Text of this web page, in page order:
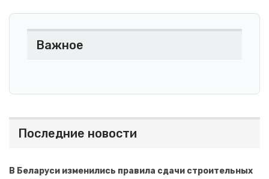
Важное
Последние новости
В Беларуси изменились правила сдачи строительных